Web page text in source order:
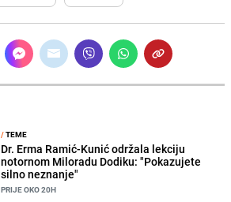
/TEME
Dr. Erma Ramić-Kunić održala lekciju
notornom Miloradu Dodiku: "Pokazujete
silno neznanje"
PRIJE OKO 20H